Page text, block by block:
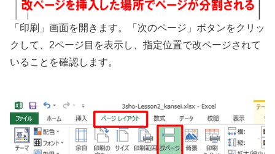
「印刷」画面を開きます。「次のページ」ボタンをクリッ
クして、2ページ目を表示し、指定位置で改ページされて
いることを確認します。